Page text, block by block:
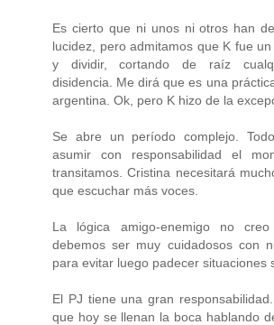
Es cierto que ni unos ni otros han
lucidez, pero admitamos que K fue
y dividir, cortando de raíz
disidencia. Me dirá que es una
argentina. Ok, pero K hizo de la
Se abre un período complejo.
asumir con responsabilidad el
transitamos. Cristina necesitará
que escuchar más voces.
La lógica amigo-enemigo no
debemos ser muy cuidadosos con
para evitar luego padecer situaciones
El PJ tiene una gran
que hoy se llenan la boca hablando